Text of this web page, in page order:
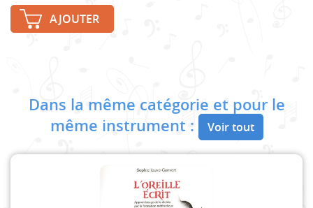
AJOUTER
Dans la même catégorie et pour le
même instrument :
Voir tout